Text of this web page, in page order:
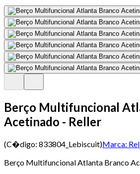
Berço Multifuncional
Acetinado - Reller
(C�digo: 833804_Lebiscuit)Marca:
Berço Multifuncional Atlanta Branco